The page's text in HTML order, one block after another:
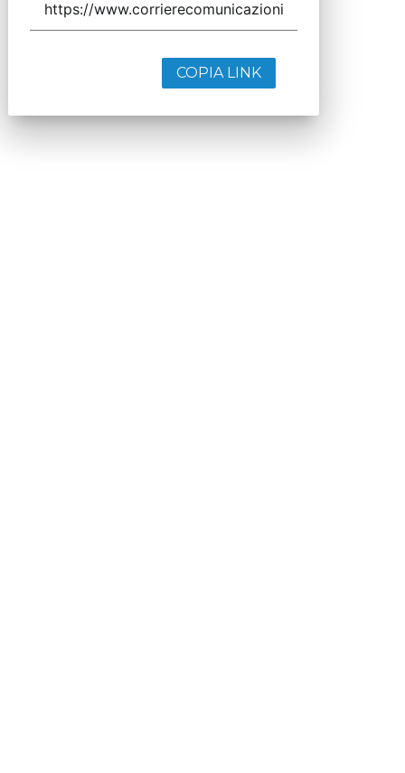
COPIA LINK